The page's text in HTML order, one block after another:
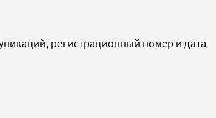
регистрационный номер и дата